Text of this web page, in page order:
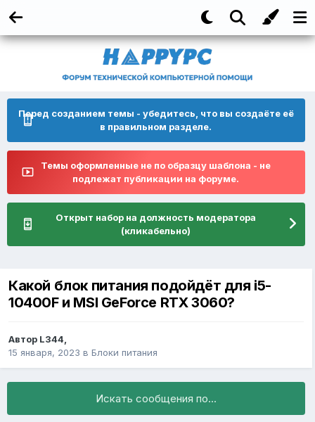
Перед созданием темы - убедитесь, что вы создаёте её
в правильном разделе.
Темы оформленные не по образцу шаблона - не
подлежат публикации на форуме.
Открыт набор на должность модератора
(кликабельно)
Какой блок питания подойдёт для i5-
10400F и MSI GeForce RTX 3060?
Автор L344,
15 января, 2023 в Блоки питания
Искать сообщения по...